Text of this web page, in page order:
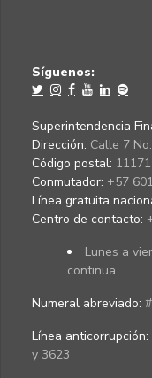
Síguenos:
Superintendencia
Dirección: Calle 7
Código postal:
Conmutador: +57
Línea gratuita
Centro de contacto:
Lunes a
continua.
Numeral abreviado:
Línea anticorrupción:
y 3623